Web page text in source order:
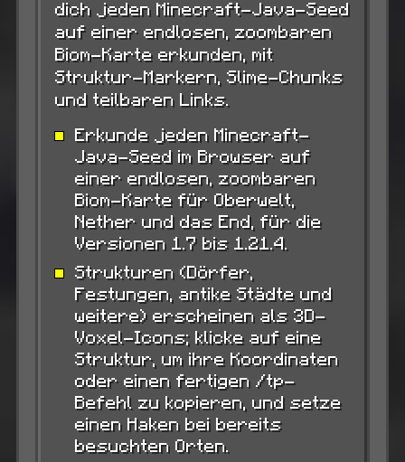
dich jeden Minecraft-Java-Seed
auf einer endlosen, zoombaren
Biom-Karte erkunden, mit
Struktur-Markern, Slime-Chunks
und teilbaren Links.
Erkunde jeden Minecraft-
Java-Seed im Browser auf
einer endlosen, zoombaren
Biom-Karte für Oberwelt,
Nether und das End, für die
Versionen 1.7 bis 1.21.4.
Strukturen (Dörfer,
Festungen, antike Städte und
weitere) erscheinen als 3D-
Voxel-Icons; klicke auf eine
Struktur, um ihre Koordinaten
oder einen fertigen /tp-
Befehl zu kopieren, und setze
einen Haken bei bereits
besuchten Orten.